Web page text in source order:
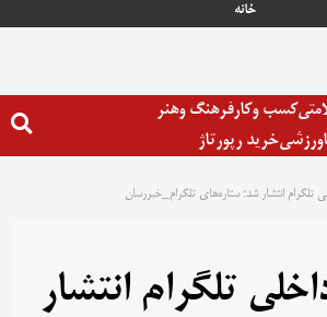
خانه
کسب وکارفرهنگ وهنر
ورزشیخرید رپورتاژ
تلگرام انتشار شد؛ ستاره‌های تلگرام_خبررسان
تلگرام انتشار